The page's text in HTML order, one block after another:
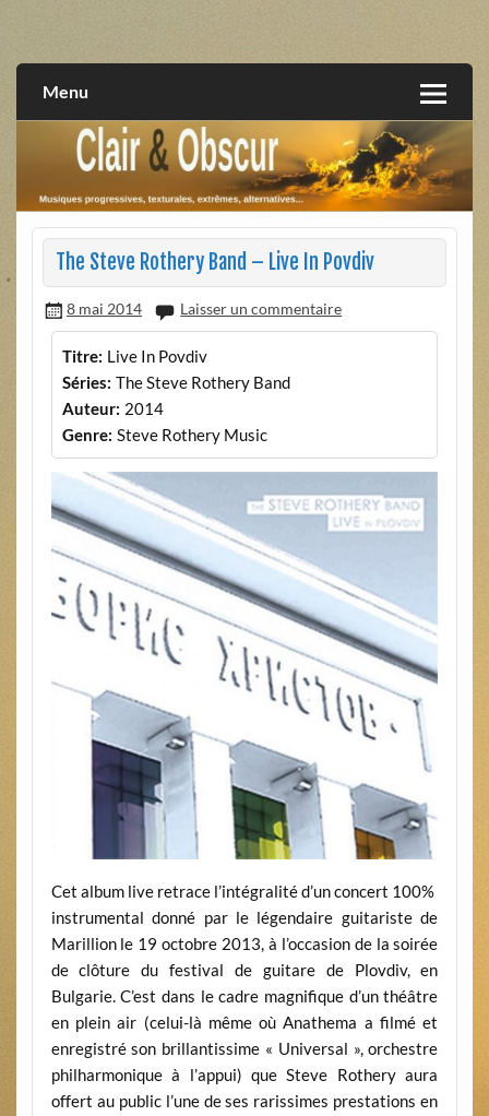
extrêmes, alternatives, texturales
Menu
The Steve Rothery Band – Live In Povdiv
8 mai 2014 Laisser un commentaire
Titre: Live In Povdiv
Séries: The Steve Rothery Band
Auteur: 2014
Genre: Steve Rothery Music
Cet album live retrace l’intégralité d’un concert 100%
instrumental donné par le légendaire guitariste de
Marillion le 19 octobre 2013, à l’occasion de la soirée
de clôture du festival de guitare de Plovdiv, en
Bulgarie. C’est dans le cadre magnifique d’un théâtre
en plein air (celui-là même où Anathema a filmé et
enregistré son brillantissime « Universal », orchestre
philharmonique à l’appui) que Steve Rothery aura
offert au public l’une de ses rarissimes prestations en